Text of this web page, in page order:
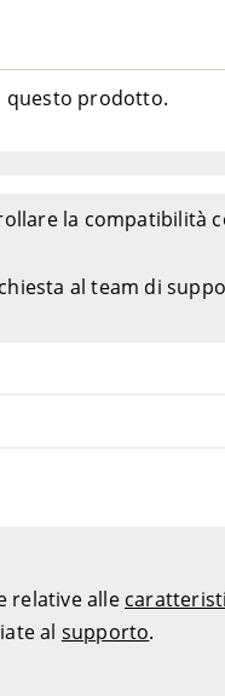
questo prodotto.
la
al team di
relative alle
al supporto.